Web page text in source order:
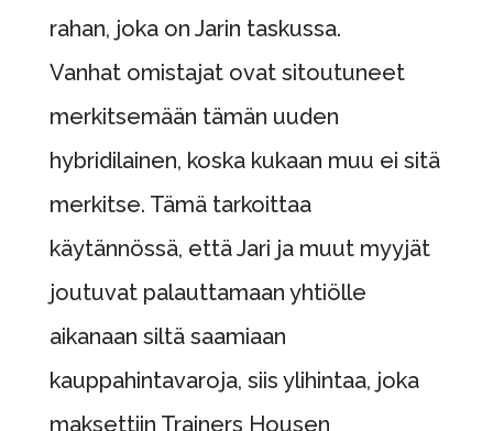
rahan, joka on Jarin taskussa.
Vanhat omistajat ovat sitoutuneet
merkitsemään tämän uuden
hybridilainen, koska kukaan muu ei sitä
merkitse. Tämä tarkoittaa
käytännössä, että Jari ja muut myyjät
joutuvat palauttamaan yhtiölle
aikanaan siltä saamiaan
kauppahintavaroja, siis ylihintaa, joka
maksettiin Trainers Housen